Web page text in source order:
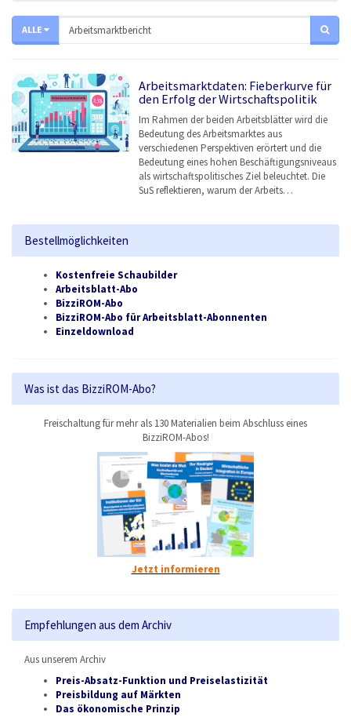
ALLE
Arbeitsmarktdaten: Fieberkurve für
den Erfolg der Wirtschaftspolitik
Im Rahmen der beiden Arbeitsblätter wird die
Bedeutung des Arbeitsmarktes aus
verschiedenen Perspektiven erörtert und die
Bedeutung eines hohen Beschäftigungsniveaus
als wirtschaftspolitisches Ziel beleuchtet. Die
SuS reflektieren, warum der Arbeits…
Bestellmöglichkeiten
Kostenfreie Schaubilder
Arbeitsblatt-Abo
BizziROM-Abo
BizziROM-Abo für Arbeitsblatt-Abonnenten
Einzeldownload
Was ist das BizziROM-Abo?
Freischaltung für mehr als 130 Materialien beim Abschluss eines
BizziROM-Abos!
Jetzt informieren
Empfehlungen aus dem Archiv
Aus unserem Archiv
Preis-Absatz-Funktion und Preiselastizität
Preisbildung auf Märkten
Das ökonomische Prinzip